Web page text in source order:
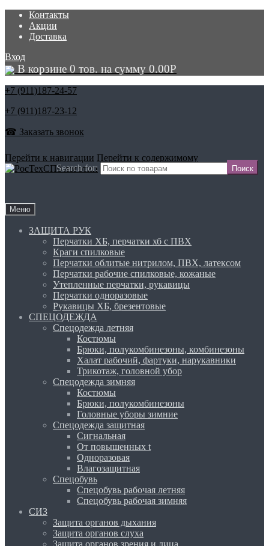
Контакты
Акции
Доставка
Вход
В корзине 0 тов. на сумму 0.00Р
+7 (911)187-24-57
+7 (911)187-23-12
☎ Заказать звонок
Search for:
Перейти к навигации Перейти к содержимому
Меню
ЗАЩИТА РУК
Перчатки ХБ, перчатки хб с ПВХ
Краги спилковые
Перчатки облитые нитрилом, ПВХ, латексом
Перчатки рабочие спилковые, кожаные
Утепленные перчатки, рукавицы
Перчатки одноразовые
Рукавицы ХБ, брезентовые
СПЕЦОДЕЖДА
Спецодежда летняя
Костюмы
Брюки, полукомбинезоны, комбинезоны
Халат рабочий, фартуки, нарукавники
Трикотаж, головной убор
Спецодежда зимняя
Костюмы
Брюки, полукомбинезоны
Головные уборы зимние
Спецодежда защитная
Сигнальная
От повышенных t
Одноразовая
Влагозащитная
Спецобувь
Спецобувь рабочая летняя
Спецобувь рабочая зимняя
СИЗ
Защита органов дыхания
Защита органов слуха
Защита органов зрения и лица